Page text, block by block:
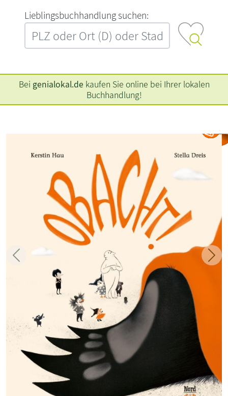
L‍i‍e‍b‍l‍i‍n‍g‍s‍b‍u‍c‍h‍h‍a‍n‍d‍l‍u‍n‍g‍ ‍s‍u‍c‍h‍e‍n‍:‍
Bei genialokal.de kaufen Sie online bei Ihrer lokalen
Buchhandlung!
Zurück